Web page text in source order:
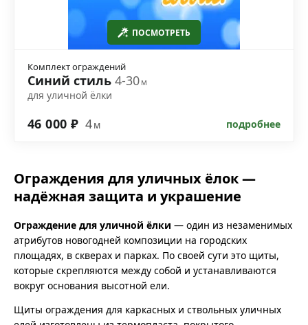
ПОСМОТРЕТЬ
Комплект ограждений
Синий стиль 4-30м
для уличной ёлки
46 000 ₽ 4м подробнее
Ограждения для уличных ёлок —
надёжная защита и украшение
Ограждение для уличной ёлки — один из незаменимых
атрибутов новогодней композиции на городских
площадях, в скверах и парках. По своей сути это щиты,
которые скрепляются между собой и устанавливаются
вокруг основания высотной ели.
Щиты ограждения для каркасных и ствольных уличных